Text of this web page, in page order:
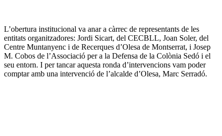
L’obertura institucional va anar a càrrec de representants de les
entitats organitzadores: Jordi Sicart, del CECBLL, Joan Soler, del
Centre Muntanyenc i de Recerques d’Olesa de Montserrat, i Josep
M. Cobos de l’Associació per a la Defensa de la Colònia Sedó i el
seu entorn. I per tancar aquesta ronda d’intervencions vam poder
comptar amb una intervenció de l’alcalde d’Olesa, Marc Serradó.